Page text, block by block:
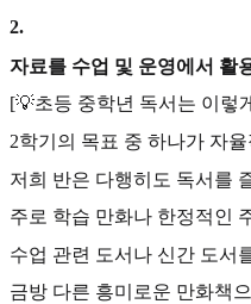
2.
자료를 수업 및 운영에서 활
[💡초등 중학년 독서는 이렇
2학기의 목표 중 하나가 자
저희 반은 다행히도 독서를
주로 학습 만화나 한정적인
수업 관련 도서나 신간 도서
금방 다른 흥미로운 만화책